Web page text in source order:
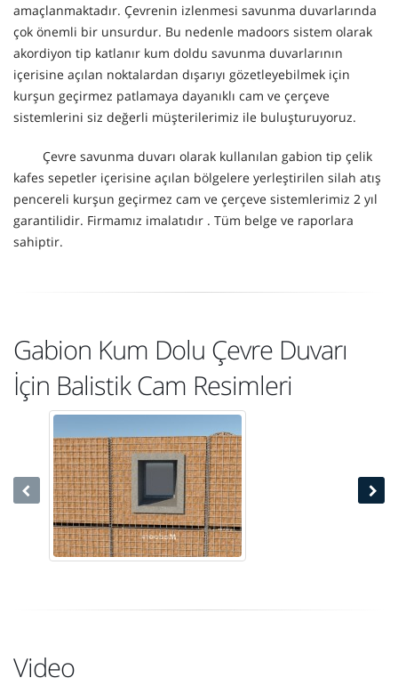
amaçlanmaktadır. Çevrenin izlenmesi savunma duvarlarında
çok önemli bir unsurdur. Bu nedenle madoors sistem olarak
akordiyon tip katlanır kum doldu savunma duvarlarının
içerisine açılan noktalardan dışarıyı gözetleyebilmek için
kurşun geçirmez patlamaya dayanıklı cam ve çerçeve
sistemlerini siz değerli müşterilerimiz ile buluşturuyoruz.
Çevre savunma duvarı olarak kullanılan gabion tip çelik
kafes sepetler içerisine açılan bölgelere yerleştirilen silah atış
pencereli kurşun geçirmez cam ve çerçeve sistemlerimiz 2 yıl
garantilidir. Firmamız imalatıdır . Tüm belge ve raporlara
sahiptir.
Gabion Kum Dolu Çevre Duvarı
İçin Balistik Cam Resimleri
Video